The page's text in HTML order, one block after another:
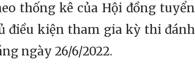
thống kê của Hội đồng tuyển
điều kiện tham gia kỳ thi đánh
ngày 26/6/2022.